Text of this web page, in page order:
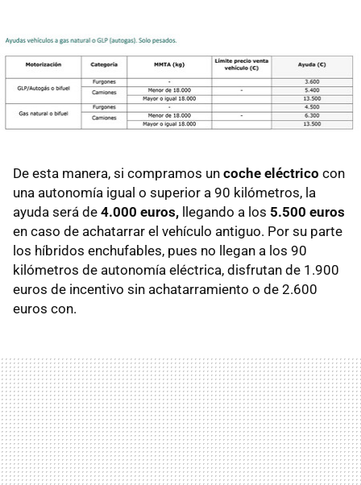
De esta manera, si compramos un coche eléctrico con
una autonomía igual o superior a 90 kilómetros, la
ayuda será de 4.000 euros, llegando a los 5.500 euros
en caso de achatarrar el vehículo antiguo. Por su parte
los híbridos enchufables, pues no llegan a los 90
kilómetros de autonomía eléctrica, disfrutan de 1.900
euros de incentivo sin achatarramiento o de 2.600
euros con.